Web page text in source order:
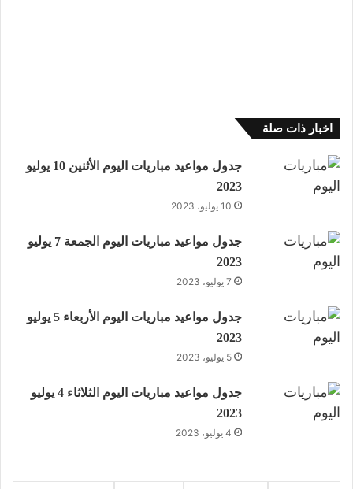
اخبار ذات صلة
جدول مواعيد مباريات اليوم الأثنين 10 يوليو
2023
10 يوليو، 2023
جدول مواعيد مباريات اليوم الجمعة 7 يوليو
2023
7 يوليو، 2023
جدول مواعيد مباريات اليوم الأربعاء 5 يوليو
2023
5 يوليو، 2023
جدول مواعيد مباريات اليوم الثلاثاء 4 يوليو
2023
4 يوليو، 2023